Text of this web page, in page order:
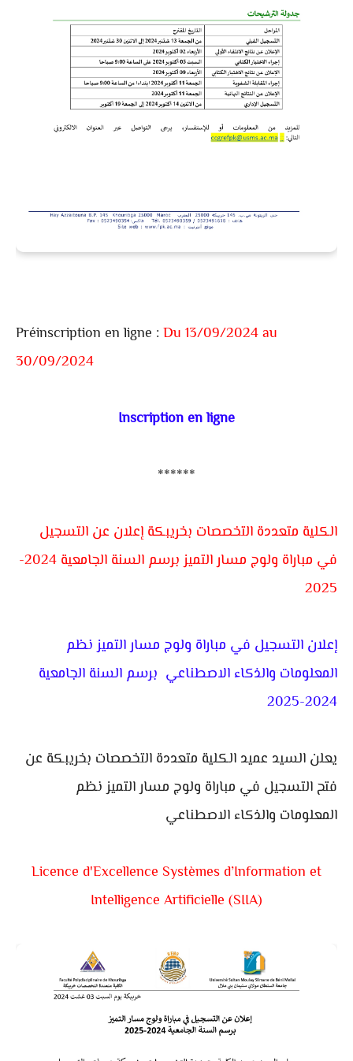
Préinscription en ligne : Du 13/09/2024 au
30/09/2024
Inscription en ligne
******
الكلية متعددة التخصصات بخريبكة إعلان عن التسجيل
في مباراة ولوج مسار التميز برسم السنة الجامعية 2024-
2025
إعلان التسجيل في مباراة ولوج مسار التميز نظم
المعلومات والذكاء الاصطناعي برسم السنة الجامعية
2024-2025
يعلن السيد عميد الكلية متعددة التخصصات بخريبكة عن
فتح التسجيل في مباراة ولوج مسار التميز نظم
المعلومات والذكاء الاصطناعي
Licence d'Excellence Systèmes d’Information et
Intelligence Artificielle (SIIA)